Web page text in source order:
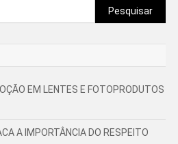
Pesquisar
por:
EM LENTES E FOTOPRODUTOS
A IMPORTÂNCIA DO RESPEITO